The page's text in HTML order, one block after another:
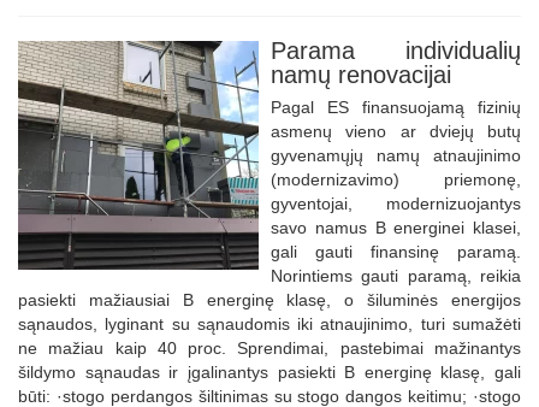
Parama individualių
namų renovacijai
Pagal ES finansuojamą fizinių
asmenų vieno ar dviejų butų
gyvenamųjų namų atnaujinimo
(modernizavimo) priemonę,
gyventojai, modernizuojantys
savo namus B energinei klasei,
gali gauti finansinę paramą.
Norintiems gauti paramą, reikia
pasiekti mažiausiai B energinę klasę, o šiluminės energijos
sąnaudos, lyginant su sąnaudomis iki atnaujinimo, turi sumažėti
ne mažiau kaip 40 proc. Sprendimai, pastebimai mažinantys
šildymo sąnaudas ir įgalinantys pasiekti B energinę klasę, gali
būti: ·stogo perdangos šiltinimas su stogo dangos keitimu; ·stogo